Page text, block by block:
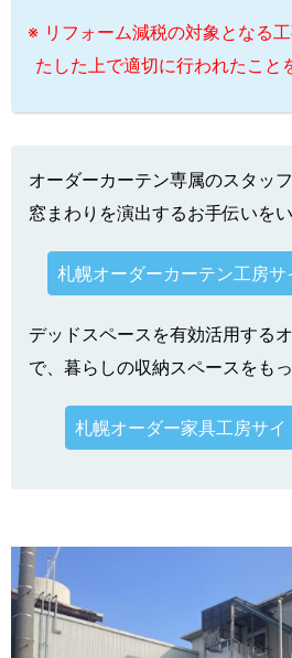
※ リフォーム減税の対象となる
たした上で適切に行われたこと
オーダーカーテン専属のスタッ
窓まわりを演出するお手伝いを
札幌オーダーカーテン工房サ
デッドスペースを有効活用する
で、暮らしの収納スペースをも
札幌オーダー家具工房サイ